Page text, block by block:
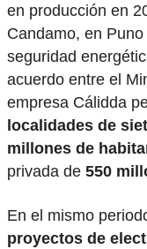
en producción en
Candamo, en
seguridad
acuerdo entre el
empresa Cálidda
localidades de
millones de
privada de 550
En el mismo
proyectos de